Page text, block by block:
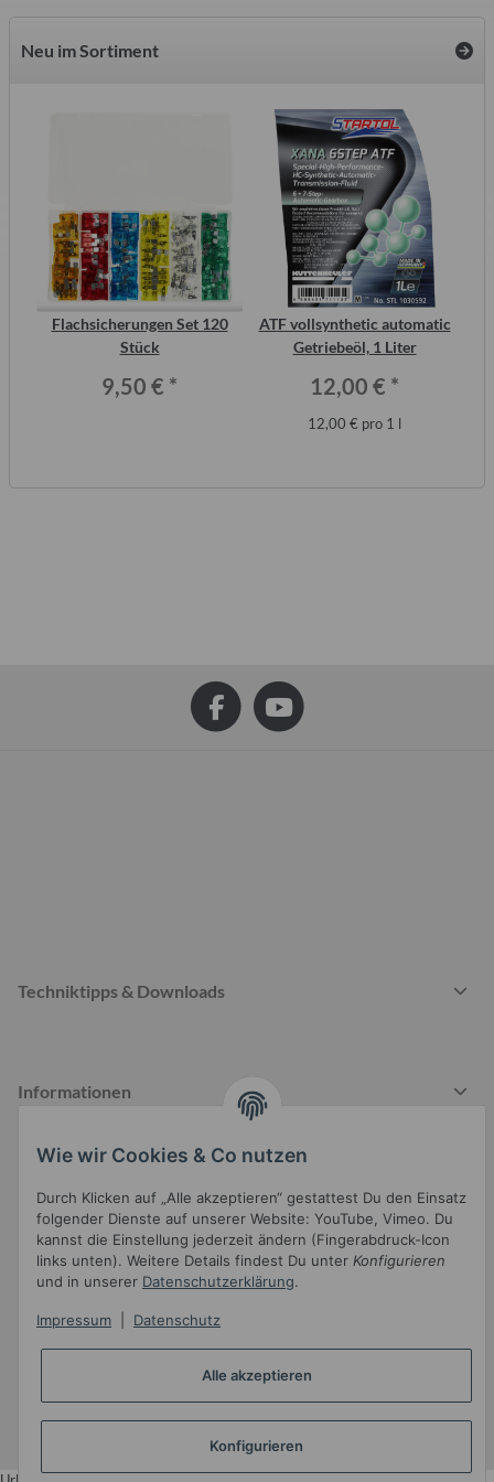
Neu im Sortiment
Flachsicherungen Set 120
Stück
9,50 € *
ATF vollsynthetic automatic
Getriebeöl, 1 Liter
12,00 € *
12,00 € pro 1 l
Techniktipps & Downloads
Informationen
Gesetzliche Informationen
Widerrufsbutton
• JTL5-Template mit
Wie wir Cookies & Co nutzen
Durch Klicken auf „Alle akzeptieren“ gestattest Du den Einsatz
folgender Dienste auf unserer Website: YouTube, Vimeo. Du
kannst die Einstellung jederzeit ändern (Fingerabdruck-Icon
links unten). Weitere Details findest Du unter Konfigurieren
und in unserer Datenschutzerklärung.
Impressum Datenschutz
Alle akzeptieren
Konfigurieren